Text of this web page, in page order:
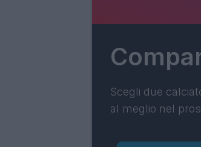
Scegli due
al meglio nel